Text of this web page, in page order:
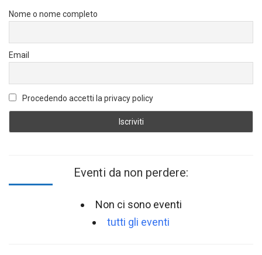
Nome o nome completo
Email
Procedendo accetti la privacy policy
Eventi da non perdere:
Non ci sono eventi
tutti gli eventi